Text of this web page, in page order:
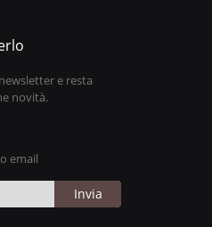
e resta
novità.
email
Invia